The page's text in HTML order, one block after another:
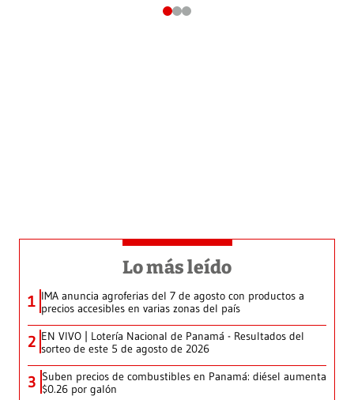
Lo más leído
1 IMA anuncia agroferias del 7 de agosto con productos a
precios accesibles en varias zonas del país
2 EN VIVO | Lotería Nacional de Panamá - Resultados del
sorteo de este 5 de agosto de 2026
3 Suben precios de combustibles en Panamá: diésel aumenta
$0.26 por galón